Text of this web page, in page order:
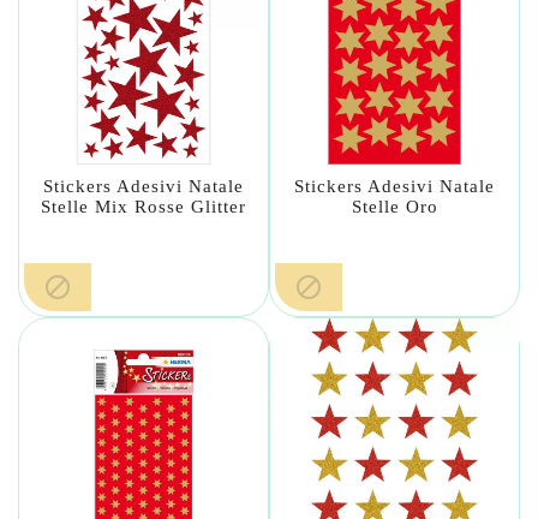
Stickers Adesivi Natale
Stelle Mix Rosse Glitter

Stickers Adesivi Natale
Stelle Oro
